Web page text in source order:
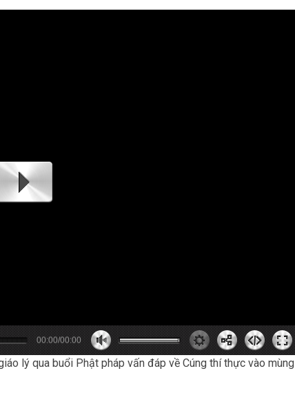
00:00/00:00
lý qua buổi Phật pháp vấn đáp về Cúng thí thực vào mùng